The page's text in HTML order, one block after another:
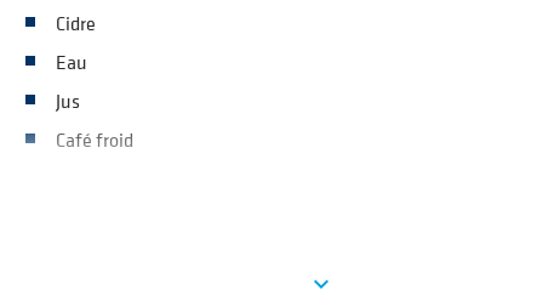
Cidre
Eau
Jus
Café froid
expand_more